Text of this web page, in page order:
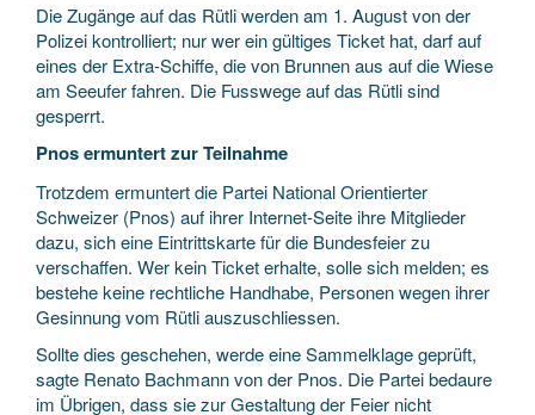
Die Zugänge auf das Rütli werden am 1. August von der
Polizei kontrolliert; nur wer ein gültiges Ticket hat, darf auf
eines der Extra-Schiffe, die von Brunnen aus auf die Wiese
am Seeufer fahren. Die Fusswege auf das Rütli sind
gesperrt.
Pnos ermuntert zur Teilnahme
Trotzdem ermuntert die Partei National Orientierter
Schweizer (Pnos) auf ihrer Internet-Seite ihre Mitglieder
dazu, sich eine Eintrittskarte für die Bundesfeier zu
verschaffen. Wer kein Ticket erhalte, solle sich melden; es
bestehe keine rechtliche Handhabe, Personen wegen ihrer
Gesinnung vom Rütli auszuschliessen.
Sollte dies geschehen, werde eine Sammelklage geprüft,
sagte Renato Bachmann von der Pnos. Die Partei bedaure
im Übrigen, dass sie zur Gestaltung der Feier nicht